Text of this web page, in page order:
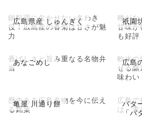
広島県産 しゅんぎく
鍋料理に欠かせない名わき
役！広島産の春菊は甘さが魅
力
祇園
種がな
甘味
も好評
あなごめし
香ばしさと旨み重なる名物弁
当
広島
軟水の
せる
味わい
亀屋 川通り餅
歴史ある広島名物を今に伝え
る銘菓
バタ
「バ
広島
は、素